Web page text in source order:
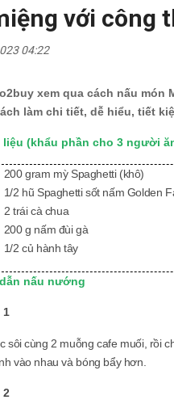
với công
04:22
xem qua cách nấu món
làm chi tiết, dễ hiểu, tiết
liệu (khẩu phần cho 3 người
200 gram mỳ Spaghetti (khô)
1/2 hũ Spaghetti sốt nấm Golden
2 trái cà chua
200 g nấm đùi gà
1/2 củ hành tây
nấu nướng
1
sôi cùng 2 muỗng cafe muối, rồi
vào nhau và bóng bẩy hơn.
2